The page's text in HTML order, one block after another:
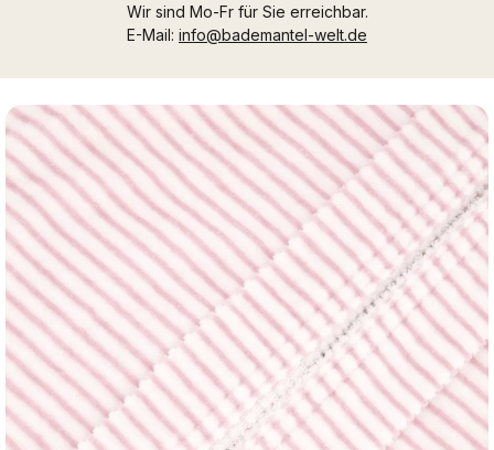
Wir sind Mo-Fr für Sie erreichbar.
E-Mail: info@bademantel-welt.de